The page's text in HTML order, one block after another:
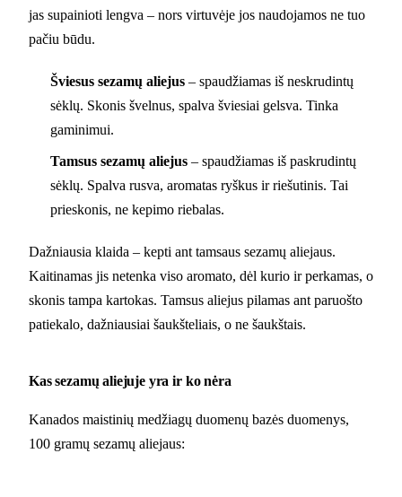
jas supainioti lengva – nors virtuvėje jos naudojamos ne tuo
pačiu būdu.
Šviesus sezamų aliejus – spaudžiamas iš neskrudintų
sėklų. Skonis švelnus, spalva šviesiai gelsva. Tinka
gaminimui.
Tamsus sezamų aliejus – spaudžiamas iš paskrudintų
sėklų. Spalva rusva, aromatas ryškus ir riešutinis. Tai
prieskonis, ne kepimo riebalas.
Dažniausia klaida – kepti ant tamsaus sezamų aliejaus.
Kaitinamas jis netenka viso aromato, dėl kurio ir perkamas, o
skonis tampa kartokas. Tamsus aliejus pilamas ant paruošto
patiekalo, dažniausiai šaukšteliais, o ne šaukštais.
Kas sezamų aliejuje yra ir ko nėra
Kanados maistinių medžiagų duomenų bazės duomenys,
100 gramų sezamų aliejaus: